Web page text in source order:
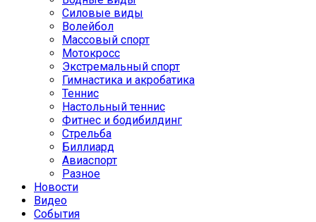
Силовые виды
Волейбол
Массовый спорт
Мотокросс
Экстремальный спорт
Гимнастика и акробатика
Теннис
Настольный теннис
Фитнес и бодибилдинг
Стрельба
Биллиард
Авиаспорт
Разное
Новости
Видео
События